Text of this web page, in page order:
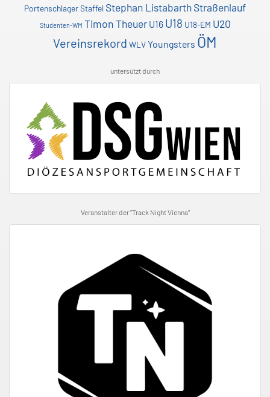
PortenschlagerStaffel Stephan ListabarthStraßenlauf
Studenten-WM Timon Theuer U16 U18 U18-EM U20
Vereinsrekord WLVYoungsters ÖM
untersützt durch
Veranstalter der "Track Night Vienna"